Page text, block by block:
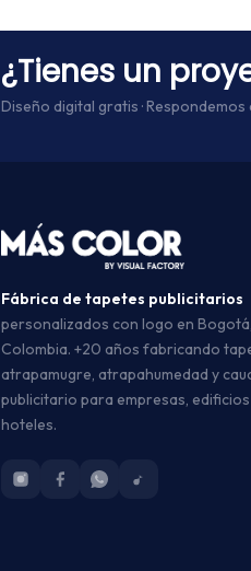
¿Tienes un
Diseño digital gratis ·
Fábrica de tapetes publicitarios
personalizados con logo en Bogotá,
Colombia. +20 años fabricando
atrapamugre, atrapahumedad y
publicitario para empresas,
hoteles.